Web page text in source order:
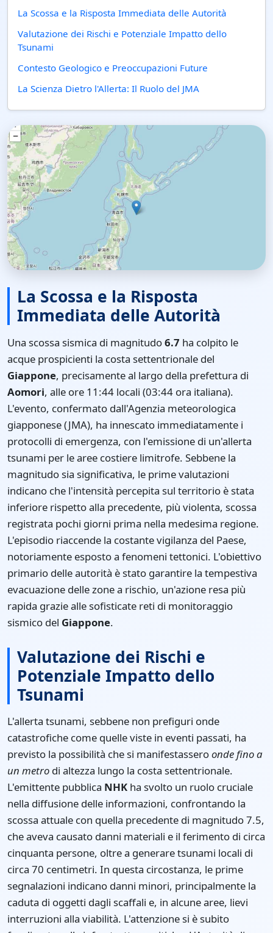
La Scossa e la Risposta Immediata delle Autorità
Valutazione dei Rischi e Potenziale Impatto dello
Tsunami
Contesto Geologico e Preoccupazioni Future
La Scienza Dietro l'Allerta: Il Ruolo del JMA
La Scossa e la Risposta
Immediata delle Autorità
Una scossa sismica di magnitudo6.7 ha colpito le
acque prospicienti la costa settentrionale del
Giappone, precisamente al largo della prefettura di
Aomori, alle ore 11:44 locali (03:44 ora italiana).
L'evento, confermato dall'Agenzia meteorologica
giapponese (JMA), ha innescato immediatamente i
protocolli di emergenza, con l'emissione di un'allerta
tsunami per le aree costiere limitrofe. Sebbene la
magnitudo sia significativa, le prime valutazioni
indicano che l'intensità percepita sul territorio è stata
inferiore rispetto alla precedente, più violenta, scossa
registrata pochi giorni prima nella medesima regione.
L'episodio riaccende la costante vigilanza del Paese,
notoriamente esposto a fenomeni tettonici. L'obiettivo
primario delle autorità è stato garantire la tempestiva
evacuazione delle zone a rischio, un'azione resa più
rapida grazie alle sofisticate reti di monitoraggio
sismico del Giappone.
Valutazione dei Rischi e
Potenziale Impatto dello
Tsunami
L'allerta tsunami, sebbene non prefiguri onde
catastrofiche come quelle viste in eventi passati, ha
previsto la possibilità che si manifestasseroonde fino a
un metro di altezza lungo la costa settentrionale.
L'emittente pubblica NHK ha svolto un ruolo cruciale
nella diffusione delle informazioni, confrontando la
scossa attuale con quella precedente di magnitudo 7.5,
che aveva causato danni materiali e il ferimento di circa
cinquanta persone, oltre a generare tsunami locali di
circa 70 centimetri. In questa circostanza, le prime
segnalazioni indicano danni minori, principalmente la
caduta di oggetti dagli scaffali e, in alcune aree, lievi
interruzioni alla viabilità. L'attenzione si è subito